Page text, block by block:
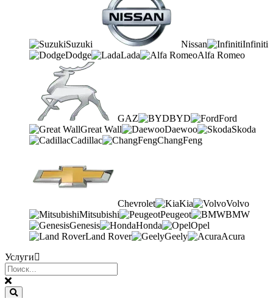
Suzuki Nissan
Infiniti
Dodge
Lada Alfa Romeo
GAZ BYD
Ford
Great Wall
Daewoo
Skoda
Cadillac
ChangFeng
Chevrolet Kia
Volvo
Mitsubishi
Peugeot
BMW
Genesis
Honda
Opel
Land Rover
Geely
Acura
Услуги